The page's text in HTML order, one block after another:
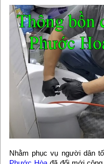
Nhằm phục vụ người dân